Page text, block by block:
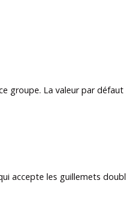
groupe. La valeur par
accepte les guillemets